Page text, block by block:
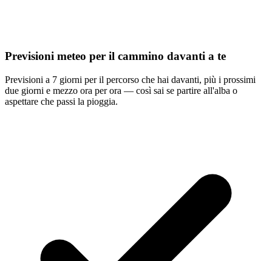
Previsioni meteo per il cammino davanti a te
Previsioni a 7 giorni per il percorso che hai davanti, più i prossimi
due giorni e mezzo ora per ora — così sai se partire all'alba o
aspettare che passi la pioggia.